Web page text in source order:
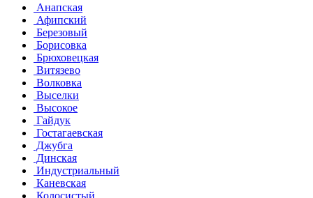
Анапская
Афипский
Березовый
Борисовка
Брюховецкая
Витязево
Волковка
Выселки
Высокое
Гайдук
Гостагаевская
Джубга
Динская
Индустриальный
Каневская
Колосистый